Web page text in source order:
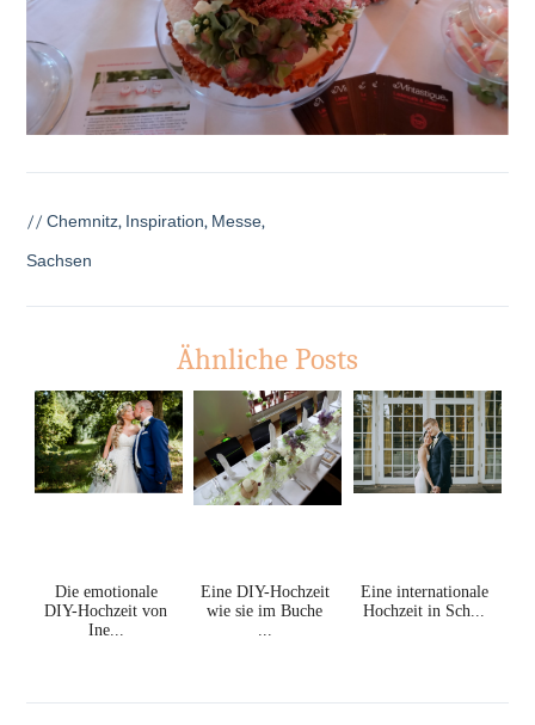
//Chemnitz, Inspiration, Messe,
Sachsen
Ähnliche Posts
Die emotionale
DIY-Hochzeit von
Ine...
Eine DIY-Hochzeit
wie sie im Buche
Eine internationale
Hochzeit in Sch...